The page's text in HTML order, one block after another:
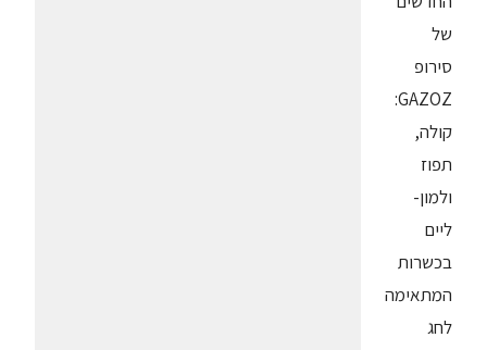
של
סירופ
GAZOZ:
קולה,
תפוז
ולמון-
ליים
בכשרות
המתאימה
לחג